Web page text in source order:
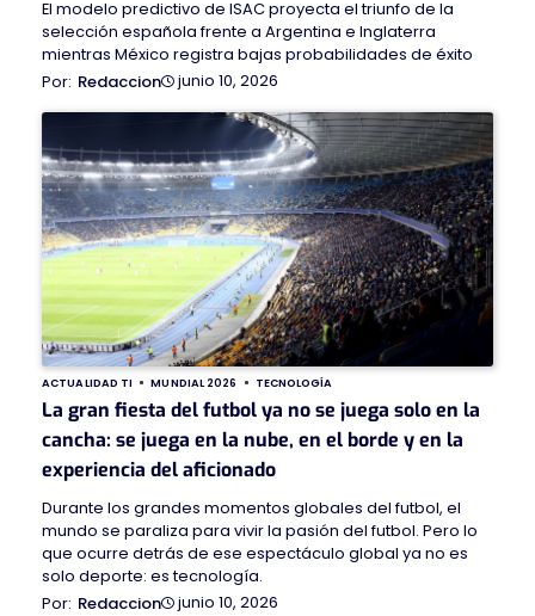
El modelo predictivo de ISAC proyecta el triunfo de la
selección española frente a Argentina e Inglaterra
mientras México registra bajas probabilidades de éxito
Redaccion
junio 10, 2026
ACTUALIDAD TI MUNDIAL 2026 TECNOLOGÍA
La gran fiesta del futbol ya no se juega solo en la
cancha: se juega en la nube, en el borde y en la
experiencia del aficionado
Durante los grandes momentos globales del futbol, el
mundo se paraliza para vivir la pasión del futbol. Pero lo
que ocurre detrás de ese espectáculo global ya no es
solo deporte: es tecnología.
Redaccion
junio 10, 2026